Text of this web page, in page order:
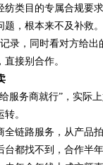
类目的专属合规要
，根本来不及补救
录，同时看对方给
接别合作。
务商就行”，实际
。
全链路服务，从产品
都找不到，合作半